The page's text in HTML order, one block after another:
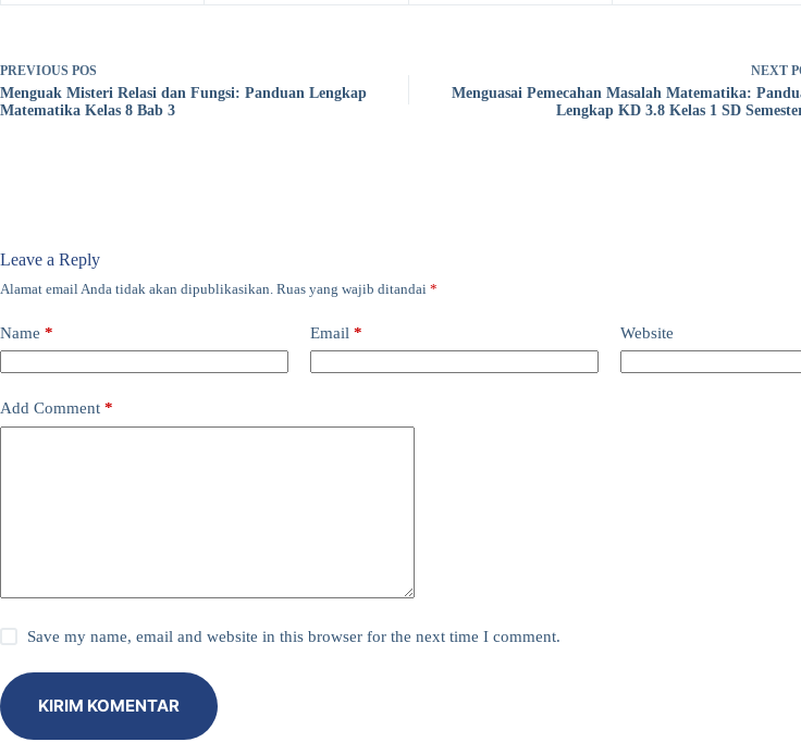
PREVIOUS POS
Menguak Misteri Relasi dan Fungsi: Panduan Lengkap
Matematika Kelas 8 Bab 3
NEXT
Menguasai Pemecahan Masalah Matematika:
Lengkap KD 3.8 Kelas 1 SD
Leave a Reply
Alamat email Anda tidak akan dipublikasikan. Ruas yang wajib ditandai *
Name * Email * Website
Add Comment *
Save my name, email and website in this browser for the next time I comment.
KIRIM KOMENTAR